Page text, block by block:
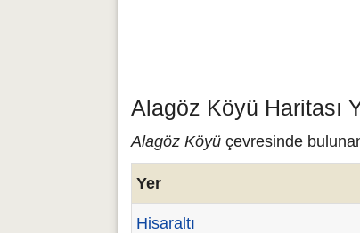
Alagöz Köyü Haritası
Alagöz Köyü çevresinde
Yer
Hisaraltı